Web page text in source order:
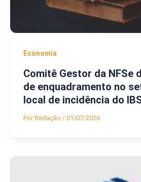
Economia
Comitê Gestor da NFSe
de enquadramento no
local de incidência do
PorRedação / 01/07/2026